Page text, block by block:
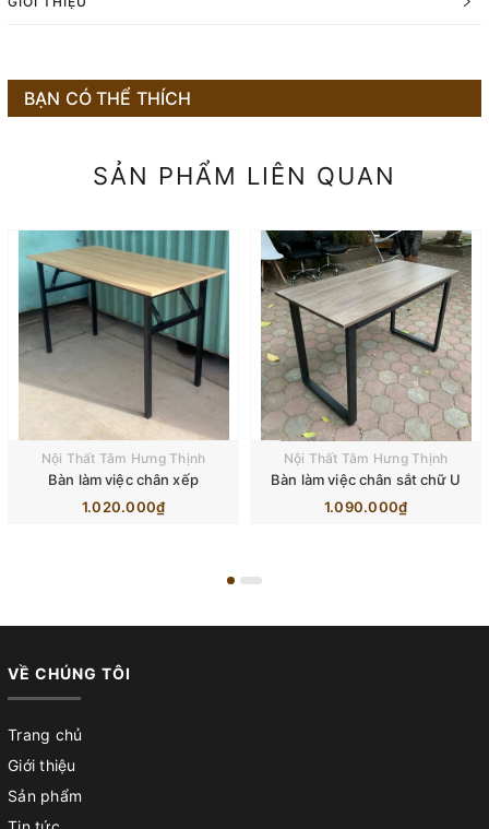
BẠN CÓ THỂ THÍCH
SẢN PHẨM LIÊN QUAN
Nội Thất Tâm Hưng Thịnh
Bàn làm việc chân xếp
1.020.000₫
Nội Thất Tâm Hưng Thịnh
Bàn làm việc chân sắt chữ U
1.090.000₫
VỀ CHÚNG TÔI
Trang chủ
Giới thiệu
Sản phẩm